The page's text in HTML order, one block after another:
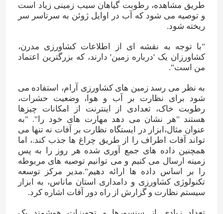
صفحه اصلی
محصولات
طریق مشاهده، رطوبت گیاهان سیب زمینی زیاد است
و توصیه می شود که آب در اوایل ژوئن به سرتاسر سر
ریخته شود.
"با توجه به نقشه ای از اطلاعات کشاورزی مدرن،
کشاورزان یک 'درباره زمین' دارند، که بزرگترین اعتماد
من است".
به نظر می رسد زمین های کشاورزی آرام، استفاده می
شود برای نظارت بر آب و هوا، وضعیت حشرات،
رطوبت خاک، تعدادی از اینترنت از امکانات چیزها
هستند "هر نشان می دهد مهارت های خود را". "به
عنوان مثال،ابزار در ایستگاه نظارت بر آفات نه تنها می
تواند آفات اطراف را از طریق چراغ ها جذب کند.، اما
همچنین داده های جمع آوری شده هر روز را به پس
زمینه ارسال می کنیم و می توانیم توصیه های مربوطه
را بر اساس داده ها ارائه دهیم".مدیر مرکز توسعه
تکنولوژی کشاورزی و دامداری استان ماناس، به ابزار
سیستم نظارت و گزارش از راه دور آفات اشاره کرد.